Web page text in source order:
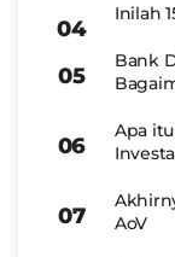
Inilah
Bank
Apa
AoV